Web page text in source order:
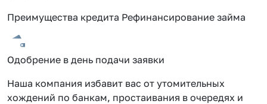
Преимущества кредита Рефинансирование займа
Одобрение в день подачи заявки
Наша компания избавит вас от утомительных
хождений по банкам, простаивания в очередях и